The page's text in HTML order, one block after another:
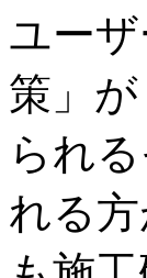
ユー
策」
られ
れる